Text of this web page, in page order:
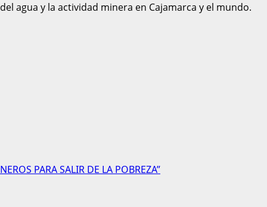
agua y la actividad minera en Cajamarca y el mundo.
PARA SALIR DE LA POBREZA”